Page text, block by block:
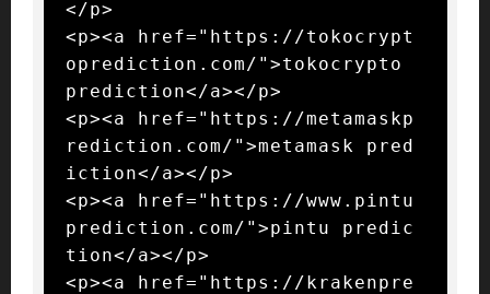
</p>
<p><a href="https://tokocrypt
oprediction.com/">tokocrypto
prediction</a></p>
<p><a href="https://metamaskp
rediction.com/">metamask pred
iction</a></p>
<p><a href="https://www.pintu
prediction.com/">pintu predic
tion</a></p>
<p><a href="https://krakenpre